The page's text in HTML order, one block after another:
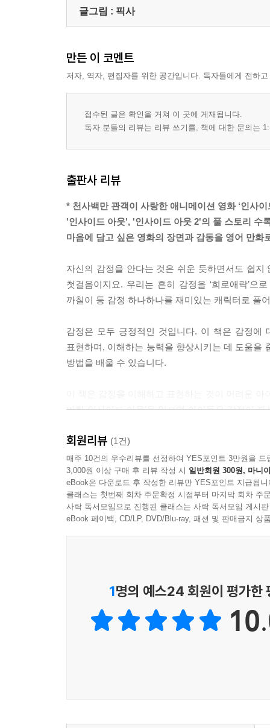
글그림 : 픽사
만든 이 코멘트
저자, 역자, 편집자를 위한 공간입니다. 독자들에게 전하
접수된 글은 확인을 거쳐 이 곳에 게재됩니다.
독자 분들의 리뷰는 리뷰 쓰기를, 책에 대한 문의는
출판사 리뷰
* 천사백만 관객이 사랑한 애니메이션 영화 ‘인사이
'인사이드 아웃', '인사이드 아웃 2'의 풀 스토리 수
마음에 담고 싶은 영화의 장면과 감동을 영어 만화
자신의 감정을 안다는 것은 쉬운 듯하면서도 쉽
첫걸음이지요. 우리는 흔히 감정을 ‘희로애락’
까칠이 등 감정 하나하나를 재미있는 캐릭터로 풀
감정은 모두 긍정적인 것입니다. 이 책은 감정에
표현하며, 이해하는 능력을 향상시키는 데 도움을
방법을 배울 수 있습니다.
만화-인사이드 아웃’을 읽으며 아이들은 감정이
회원리뷰 (1건)
매주 10건의 우수리뷰를 선정하여 YES포인트 3만원을 드
3,000원 이상 구매 후 리뷰 작성 시 일반회원 300원, 마니
eBook은 다운로드 후 작성한 리뷰만 YES포인트 지급됩니
클래스는 첫번째 회차 주문확정 시점부터 마지막 회차 주
사락 독서모임으로 진행된 클래스는 사락 독서모임 게시
eBook 페이백, CD/LP, DVD/Blu-ray, 패션 및 판매금지 상
1명의 예스24 회원이 평가한